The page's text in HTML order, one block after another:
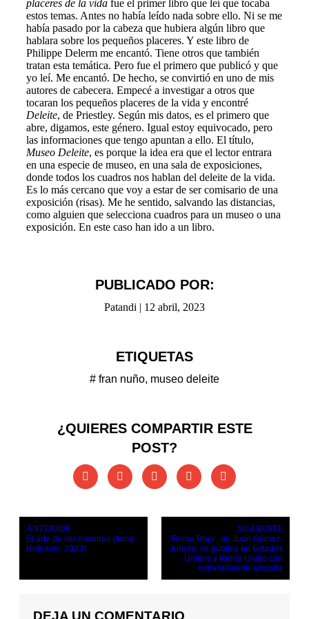
placeres de la vida fue el primer libro que leí que tocaba
estos temas. Antes no había leído nada sobre ello. Ni se me
había pasado por la cabeza que hubiera algún libro que
hablara sobre los pequeños placeres. Y este libro de
Philippe Delerm me encantó. Tiene otros que también
tratan esta temática. Pero fue el primero que publicó y que
yo leí. Me encantó. De hecho, se convirtió en uno de mis
autores de cabecera. Empecé a investigar a otros que
tocaran los pequeños placeres de la vida y encontré
Deleite, de Priestley. Según mis datos, es el primero que
abre, digamos, este género. Igual estoy equivocado, pero
las informaciones que tengo apuntan a ello. El título,
Museo Deleite, es porque la idea era que el lector entrara
en una especie de museo, en una sala de exposiciones,
donde todos los cuadros nos hablan del deleite de la vida.
Es lo más cercano que voy a estar de ser comisario de una
exposición (risas). Me he sentido, salvando las distancias,
como alguien que selecciona cuadros para un museo o una
exposición. En este caso han ido a un libro.
PUBLICADO POR:
Patandi | 12 abril, 2023
ETIQUETAS
# fran nuño, museo deleite
¿QUIERES COMPARTIR ESTE
POST?
ANTERIOR
El arte de ser nosotros (Inma
Rubiales, 2023)
SIGUIENTE
‘Reina Roja’, de Juan Gómez-
Jurado, se publica en Estados
Unidos y Reino Unido con
extraordinaria acogida
DEJA UN COMENTARIO